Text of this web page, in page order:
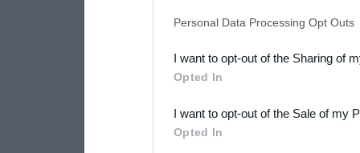
Downstream Participants
third parties.
Please note that this
Personal Data Processing Opt Outs
I want to opt-out of the Sharing of
Opted In
I want to opt-out of the Sale of my
Opted In